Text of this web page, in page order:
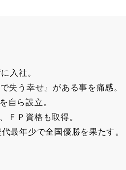
入社。
失う幸せ』がある事を痛感。
自ら設立。
ＦＰ資格も取得。
最年少で全国優勝を果たす。